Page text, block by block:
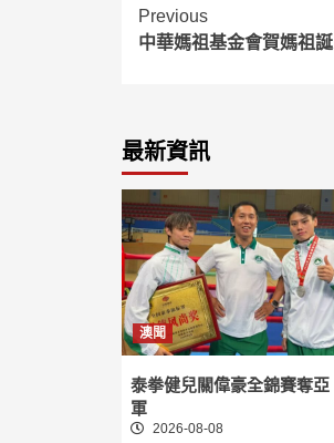
Continue
Reading
Previous
中華媽祖基金會賀媽祖誕
最新資訊
澳聞
泰拳健兒關偉豪全錦賽奪亞
軍
2026-08-08